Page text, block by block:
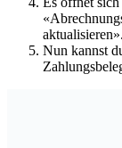
aktualisieren».
Nun kannst